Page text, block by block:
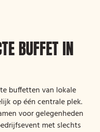
BUFFET IN
buffetten van lokale
op één centrale plek.
voor gelegenheden
met slechts